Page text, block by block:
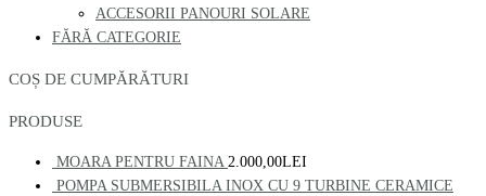
ACCESORII PANOURI SOLARE
FĂRĂ CATEGORIE
COȘ DE CUMPĂRĂTURI
PRODUSE
MOARA PENTRU FAINA 2.000,00LEI
POMPA SUBMERSIBILA INOX CU 9 TURBINE CERAMICE